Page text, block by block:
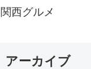
関西グルメ
アーカイブ